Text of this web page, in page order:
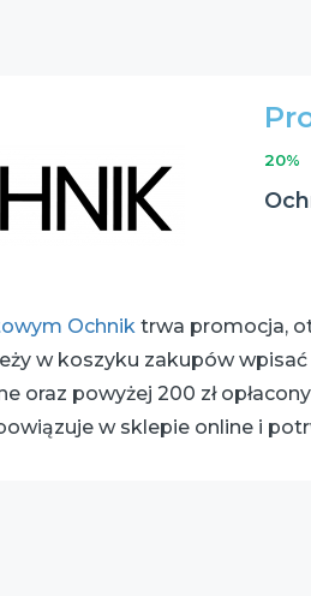
20%
Ochnik trwa promocja,
w koszyku zakupów
oraz powyżej 200 zł
w sklepie online i